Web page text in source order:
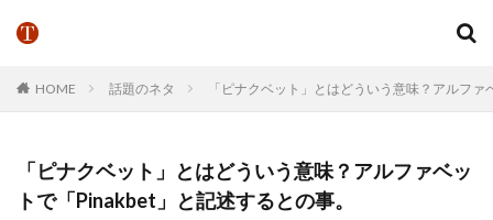
HOME 話題のネタ 「ピナクベット」とはどういう意味？アルフ
「ピナクベット」とはどういう意味？アルファベッ
トで「Pinakbet」と記述するとの事。